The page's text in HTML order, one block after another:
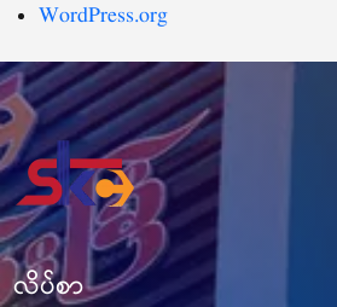
WordPress.org
လိပ်စာ